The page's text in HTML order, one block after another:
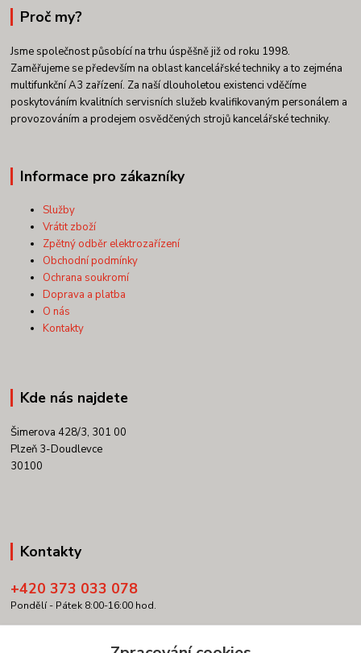
Proč my?
Jsme společnost působící na trhu úspěšně již od roku 1998.
Zaměřujeme se především na oblast kancelářské techniky a to zejména
multifunkční A3 zařízení. Za naší dlouholetou existenci vděčíme
poskytováním kvalitních servisních služeb kvalifikovaným personálem a
provozováním a prodejem osvědčených strojů kancelářské techniky.
Informace pro zákazníky
Služby
Vrátit zboží
Zpětný odběr elektrozařízení
Obchodní podmínky
Ochrana soukromí
Doprava a platba
O nás
Kontakty
Kde nás najdete
Šimerova 428/3, 301 00
Plzeň 3-Doudlevce
30100
Kontakty
+420 373 033 078
Pondělí - Pátek 8:00-16:00 hod.